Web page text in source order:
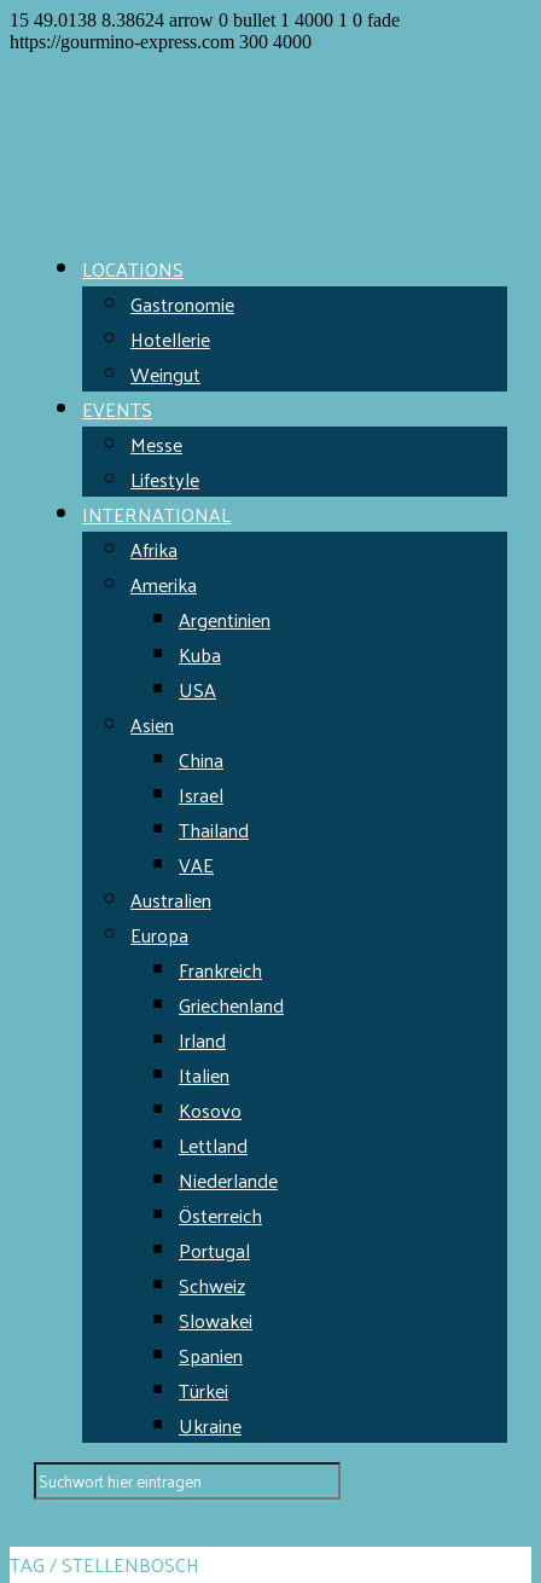
15 49.0138 8.38624 arrow 0 bullet 1 4000 1 0 fade
https://gourmino-express.com 300 4000
LOCATIONS
Gastronomie
Hotellerie
Weingut
EVENTS
Messe
Lifestyle
INTERNATIONAL
Afrika
Amerika
Argentinien
Kuba
USA
Asien
China
Israel
Thailand
VAE
Australien
Europa
Frankreich
Griechenland
Irland
Italien
Kosovo
Lettland
Niederlande
Österreich
Portugal
Schweiz
Slowakei
Spanien
Türkei
Ukraine
TAG / STELLENBOSCH